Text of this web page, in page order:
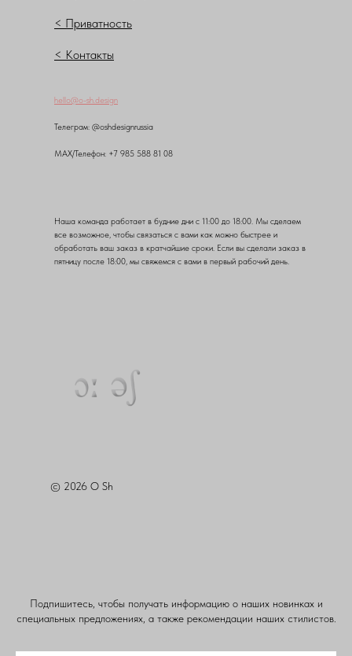
< Приватность
< Контакты
hello@o-sh.design
Teлеграм: @oshdesignrussia
MAX/Телефон: +7 985 588 81 08
Наша команда работает в будние дни с 11:00 до 18:00. Мы сделаем
все возможное, чтобы связаться с вами как можно быстрее и
обработать ваш заказ в кратчайшие сроки. Если вы сделали заказ в
пятницу после 18:00, мы свяжемся с вами в первый рабочий день.
© 2026 O Sh
Подпишитесь, чтобы получать информацию о наших новинках и
специальных предложениях, а также рекомендации наших стилистов.